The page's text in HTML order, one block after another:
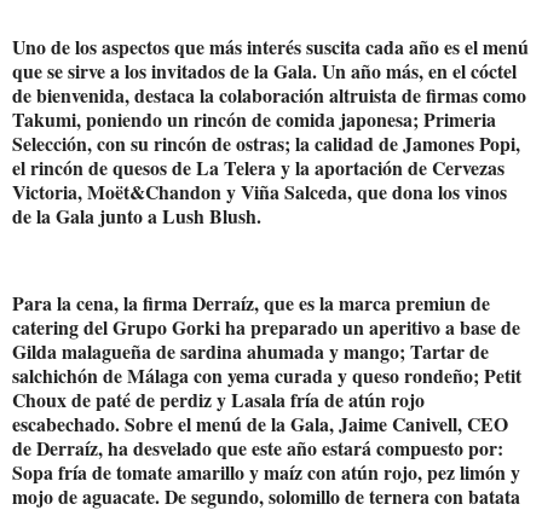
Uno de los aspectos que más interés suscita cada año es el menú
que se sirve a los invitados de la Gala. Un año más, en el cóctel
de bienvenida, destaca la colaboración altruista de firmas como
Takumi, poniendo un rincón de comida japonesa; Primeria
Selección, con su rincón de ostras; la calidad de Jamones Popi,
el rincón de quesos de La Telera y la aportación de Cervezas
Victoria, Moët&Chandon y Viña Salceda, que dona los vinos
de la Gala junto a Lush Blush.
Para la cena, la firma Derraíz, que es la marca premiun de
catering del Grupo Gorki ha preparado un aperitivo a base de
Gilda malagueña de sardina ahumada y mango; Tartar de
salchichón de Málaga con yema curada y queso rondeño; Petit
Choux de paté de perdiz y Lasala fría de atún rojo
escabechado. Sobre el menú de la Gala, Jaime Canivell, CEO
de Derraíz, ha desvelado que este año estará compuesto por:
Sopa fría de tomate amarillo y maíz con atún rojo, pez limón y
mojo de aguacate. De segundo, solomillo de ternera con batata